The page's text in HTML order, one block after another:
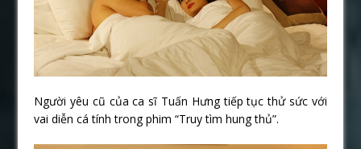
Người yêu cũ của ca sĩ Tuấn Hưng tiếp tục thử sức với
vai diễn cá tính trong phim “Truy tìm hung thủ”.